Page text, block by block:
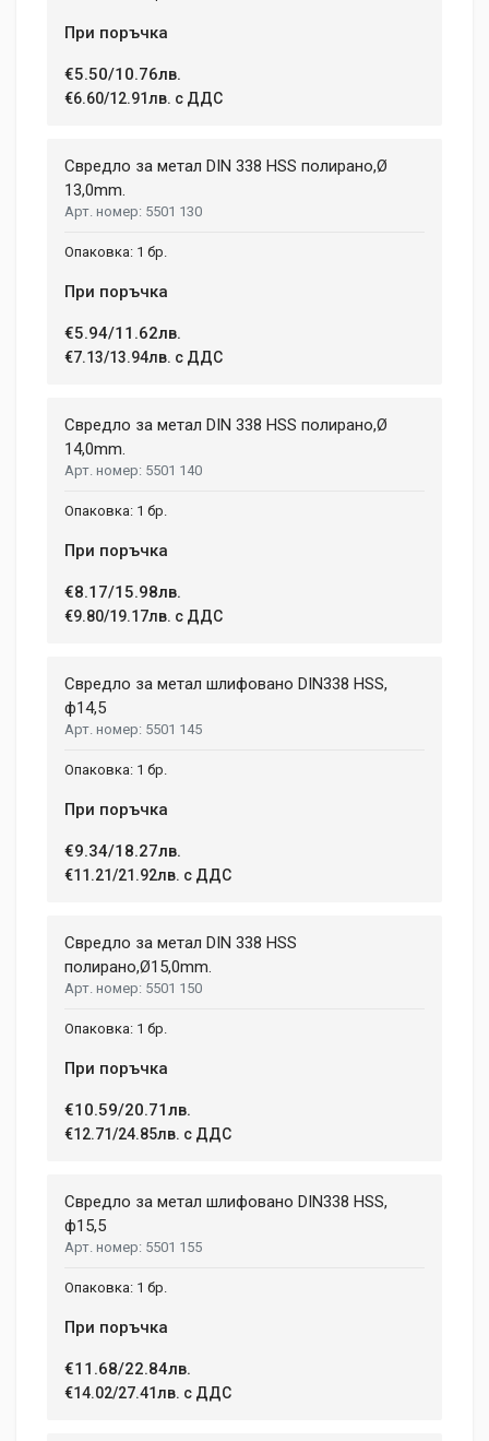
При поръчка
€5.50/10.76лв.
€6.60/12.91лв. с ДДС
Свредло за метал DIN 338 HSS полирано,Ø
13,0mm.
5501 130
1 бр.
При поръчка
€5.94/11.62лв.
€7.13/13.94лв. с ДДС
Свредло за метал DIN 338 HSS полирано,Ø
14,0mm.
5501 140
1 бр.
При поръчка
€8.17/15.98лв.
€9.80/19.17лв. с ДДС
Свредло за метал шлифовано DIN338 HSS,
ф14,5
5501 145
1 бр.
При поръчка
€9.34/18.27лв.
€11.21/21.92лв. с ДДС
Свредло за метал DIN 338 HSS
полиранo,Ø15,0mm.
5501 150
1 бр.
При поръчка
€10.59/20.71лв.
€12.71/24.85лв. с ДДС
Свредло за метал шлифовано DIN338 HSS,
ф15,5
5501 155
1 бр.
При поръчка
€11.68/22.84лв.
€14.02/27.41лв. с ДДС